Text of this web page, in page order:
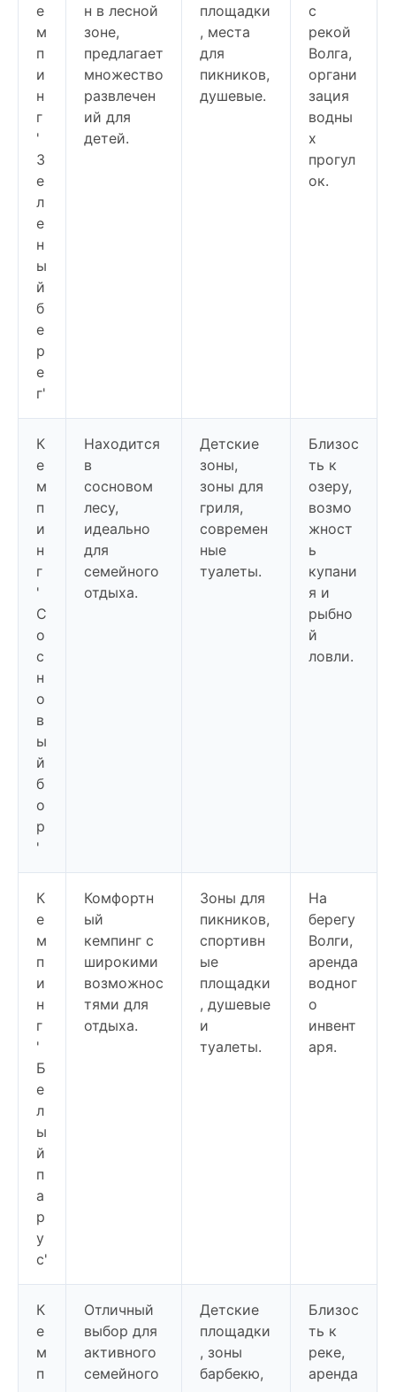
е
м
п
и
н
г
'
З
е
л
е
н
ы
й
б
е
р
е
г'
н в лесной
зоне,
предлагает
множество
развлечен
ий для
детей.
площадки
, места
для
пикников,
душевые.
с
рекой
Волга,
органи
зация
водны
х
прогул
ок.
К
е
м
п
и
н
г
'
С
о
с
н
о
в
ы
й
б
о
р
'
Находится
в
сосновом
лесу,
идеально
для
семейного
отдыха.
Детские
зоны,
зоны для
гриля,
современ
ные
туалеты.
Близос
ть к
озеру,
возмо
жност
ь
купани
я и
рыбно
й
ловли.
К
е
м
п
и
н
г
'
Б
е
л
ы
й
п
а
р
у
с'
Комфортн
ый
кемпинг с
широкими
возможнос
тями для
отдыха.
Зоны для
пикников,
спортивн
ые
площадки
, душевые
и
туалеты.
На
берегу
Волги,
аренда
водног
о
инвент
аря.
К
е
м
п
Отличный
выбор для
активного
семейного
Детские
площадки
, зоны
барбекю,
Близос
ть к
реке,
аренда